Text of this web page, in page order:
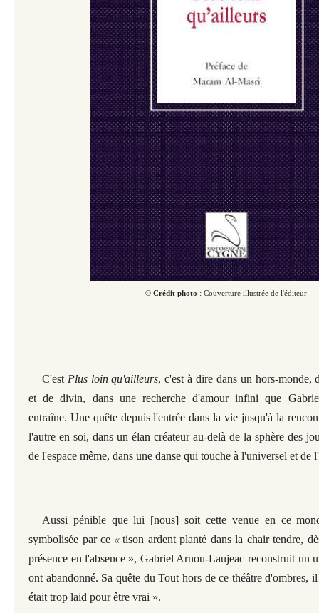
© Crédit photo : Couverture illustrée de l'éditeur
C'est Plus loin qu'ailleurs, c'est à dire dans un hors-monde,
et de divin, dans une recherche d'amour infini que
entraîne. Une quête depuis l'entrée dans la vie jusqu'à la
l'autre en soi, dans un élan créateur au-delà de la sphère des
de l'espace même, dans une danse qui touche à l'universel et de
Aussi pénible que lui [nous] soit cette venue en ce
symbolisée par ce « tison ardent planté dans la chair tendre,
présence en l'absence », Gabriel Arnou-Laujeac reconstruit un
ont abandonné. Sa quête du Tout hors de ce théâtre d'ombres,
était trop laid pour être vrai ».